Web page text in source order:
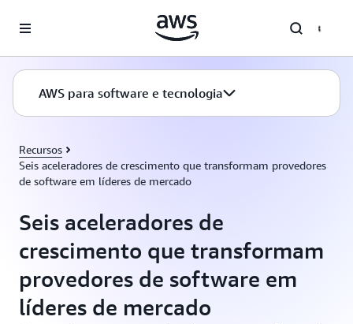
Pular para o conteúdo principal
AWS para software e tecnologia
Recursos
Seis aceleradores de crescimento que transformam provedores
de software em líderes de mercado
Seis aceleradores de
crescimento que transformam
provedores de software em
líderes de mercado